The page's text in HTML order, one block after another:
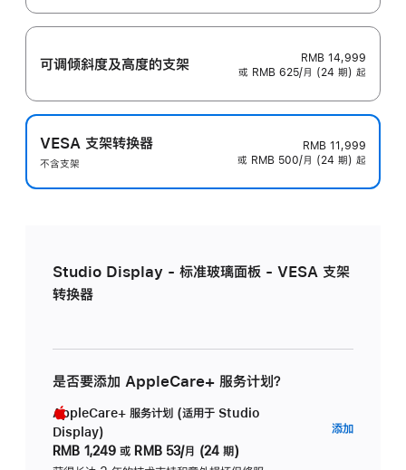
可调倾斜度及高‍度的支‍架
RMB 14,999
或 RMB 625/月 (24 期) 起
VESA 支架转换器
不含支架
RMB 11,999
或 RMB 500/月 (24 期) 起
Studio Display - 标准玻璃面板 - VESA 支架
转换器
是否要添加 AppleCare+ 服务计划？
AppleCare+ 服务计划 (适用于 Studio
Display)
RMB 1,249 或 RMB 53/月 (24 期)
添加